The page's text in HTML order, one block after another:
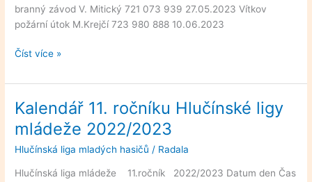
branný závod V. Mitický 721 073 939 27.05.2023 Vítkov
požární útok M.Krejčí 723 980 888 10.06.2023
Číst více »
Kalendář 11. ročníku Hlučínské ligy
mládeže 2022/2023
Hlučínská liga mladých hasičů / Radala
Hlučínská liga mládeže 11.ročník 2022/2023 Datum den Čas
Kalendář
ročníku
Hlučínské